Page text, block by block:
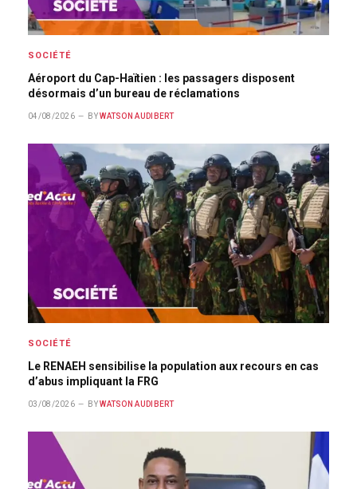
SOCIÉTÉ
Aéroport du Cap-Haïtien : les passagers disposent
désormais d’un bureau de réclamations
04/08/2026 BY WATSON AUDIBERT
SOCIÉTÉ
Le RENAEH sensibilise la population aux recours en cas
d’abus impliquant la FRG
03/08/2026 BY WATSON AUDIBERT